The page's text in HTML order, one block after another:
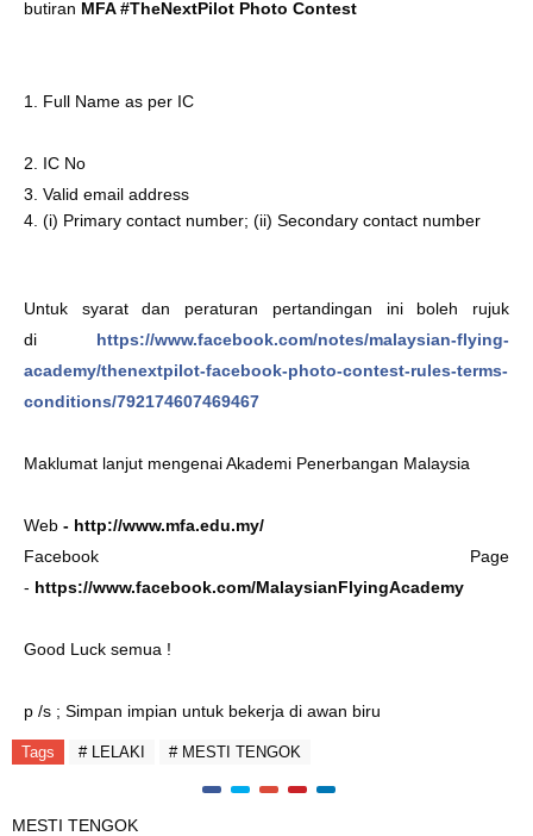
butiran MFA #TheNextPilot Photo Contest
1. Full Name as per IC
2. IC No
3. Valid email address
4. (i) Primary contact number; (ii) Secondary contact number
Untuk syarat dan peraturan pertandingan ini boleh rujuk
di https://www.facebook.com/notes/malaysian-flying-
academy/thenextpilot-facebook-photo-contest-rules-terms-
conditions/792174607469467
Maklumat lanjut mengenai Akademi Penerbangan Malaysia
Web - http://www.mfa.edu.my/
Facebook Page
- https://www.facebook.com/MalaysianFlyingAcademy
Good Luck semua !
p /s ; Simpan impian untuk bekerja di awan biru
Tags # LELAKI # MESTI TENGOK
MESTI TENGOK